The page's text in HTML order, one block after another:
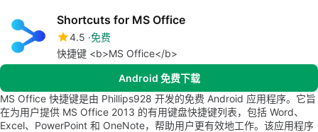
Shortcuts for MS Office
4.5 免费
快捷键 <b>MS Office</b>
Android 免费下载
MS Office 快捷键是由 Phillips928 开发的免费 Android 应用程序。它旨
在为用户提供 MS Office 2013 的有用键盘快捷键列表，包括 Word、
Excel、PowerPoint 和 OneNote，帮助用户更有效地工作。该应用程序